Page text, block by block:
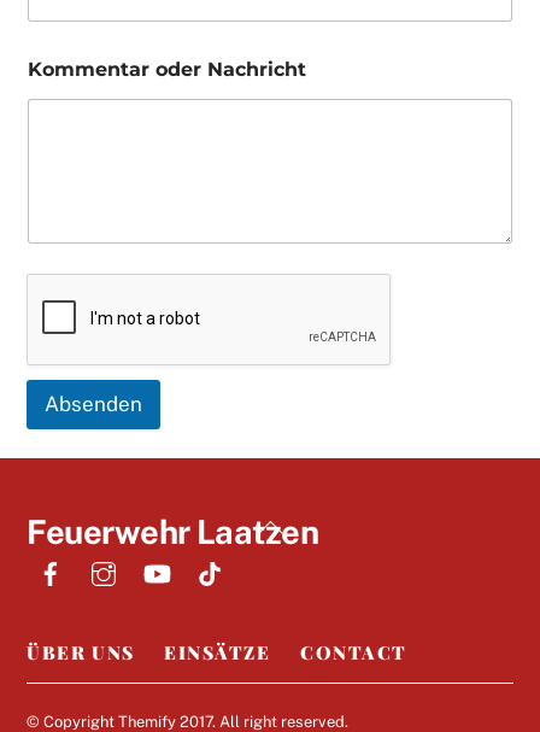
Kommentar oder Nachricht
Absenden
Back
Feuerwehr Laatzen
ÜBER UNS EINSÄTZE CONTACT
© CopyrightThemify 2017. All right reserved.